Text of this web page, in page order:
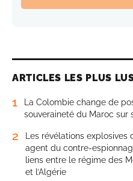
ARTICLES LES PLUS
1
La Colombie change de
souveraineté du Maroc sur
2
Les révélations
agent du contre-
liens entre le régime des
et l’Algérie